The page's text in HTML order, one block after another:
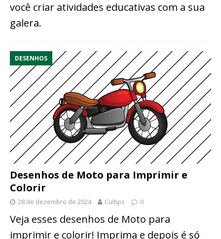
você criar atividades educativas com a sua
galera.
DESENHOS
Desenhos de Moto para Imprimir e
Colorir
28 de dezembro de 2024 Cultips 0
Veja esses desenhos de Moto para
imprimir e colorir! Imprima e depois é só